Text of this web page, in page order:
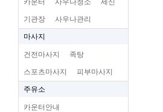
카운터 사우나청소 세신
기관장 사우나관리
마사지
건전마사지 족탕
스포츠마사지 피부마사지
주유소
카운터안내